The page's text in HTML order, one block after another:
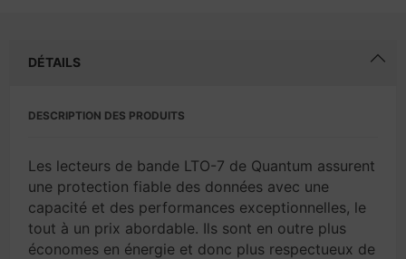
DÉTAILS
DESCRIPTION DES PRODUITS
Les lecteurs de bande LTO-7 de Quantum assurent
une protection fiable des données avec une
capacité et des performances exceptionnelles, le
tout à un prix abordable. Ils sont en outre plus
économes en énergie et donc plus respectueux de